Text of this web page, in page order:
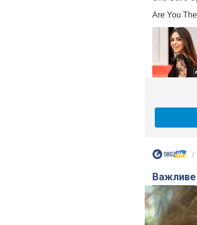
Важливе